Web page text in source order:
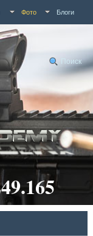
Фото Блоги
Поиск